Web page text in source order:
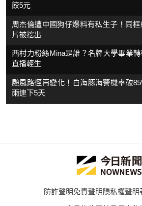
餃5元
周杰倫遭中國狗仔爆料有私生子！同
片被挖出
西村力粉絲Mina是誰？名牌大學畢業
直播輕生
颱風路徑再變化！白海豚海警機率破
雨連下5天
防詐聲明免責聲明隱私權聲明